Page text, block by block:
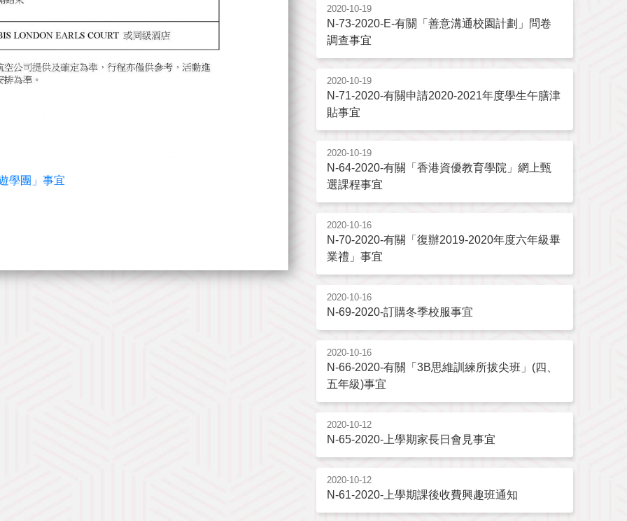
學團」事宜
2020-10-19
N-73-2020-E-有關「善意溝通校園計劃」問卷
調查事宜
2020-10-19
N-71-2020-有關申請2020-2021年度學生午膳津
貼事宜
2020-10-19
N-64-2020-有關「香港資優教育學院」網上甄
選課程事宜
2020-10-16
N-70-2020-有關「復辦2019-2020年度六年級畢
業禮」事宜
2020-10-16
N-69-2020-訂購冬季校服事宜
2020-10-16
N-66-2020-有關「3B思維訓練所拔尖班」(四、
五年級)事宜
2020-10-12
N-65-2020-上學期家長日會見事宜
2020-10-12
N-61-2020-上學期課後收費興趣班通知